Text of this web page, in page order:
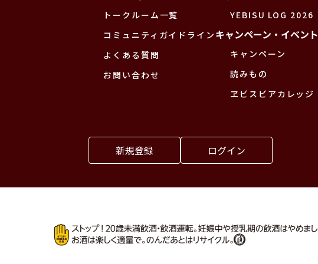
トークルーム一覧
コミュニティガイドライン
よくある質問
お問い合わせ
YEBISU LOG 2026
キャンペーン・イベント
キャンペーン
読みもの
ヱビスビアカレッジ
新規登録 ログイン